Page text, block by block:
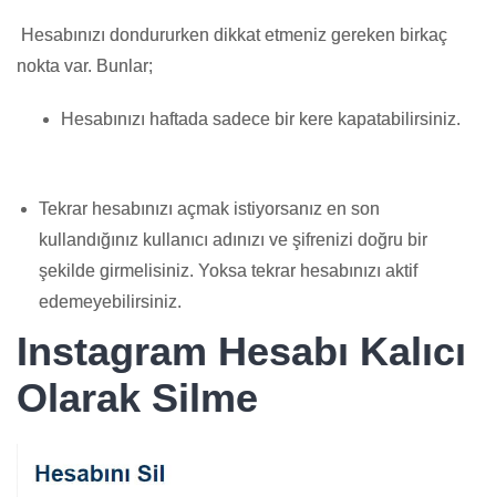
Hesabınızı dondururken dikkat etmeniz gereken birkaç
nokta var. Bunlar;
Hesabınızı haftada sadece bir kere kapatabilirsiniz.
Tekrar hesabınızı açmak istiyorsanız en son
kullandığınız kullanıcı adınızı ve şifrenizi doğru bir
şekilde girmelisiniz. Yoksa tekrar hesabınızı aktif
edemeyebilirsiniz.
Instagram Hesabı Kalıcı
Olarak Silme